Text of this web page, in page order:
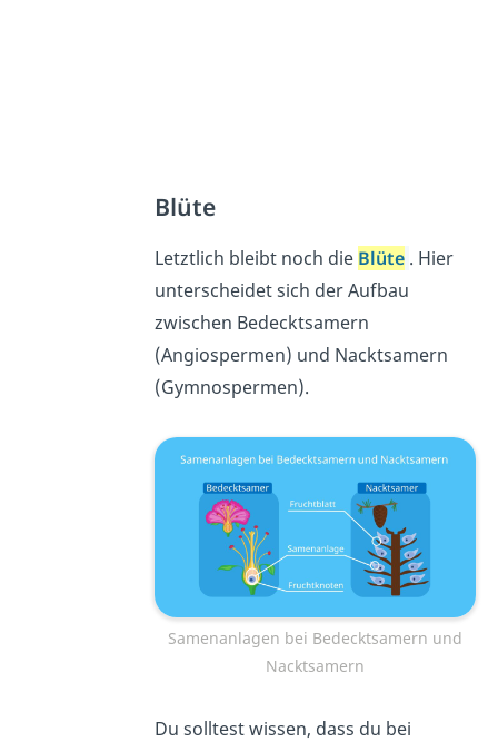
Blüte
Letztlich bleibt noch die Blüte . Hier
unterscheidet sich der Aufbau
zwischen Bedecktsamern
(Angiospermen) und Nacktsamern
(Gymnospermen).
Samenanlagen bei Bedecktsamern und
Nacktsamern
Du solltest wissen, dass du bei